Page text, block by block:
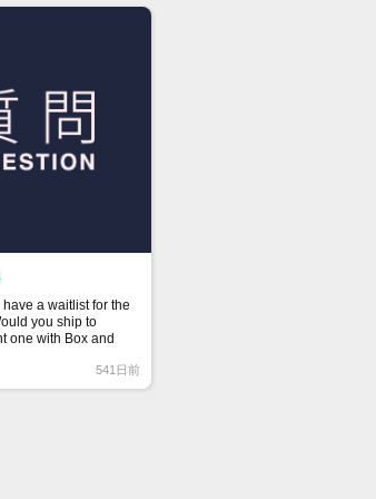
a waitlist for the
you ship to
one with Box and
541日前